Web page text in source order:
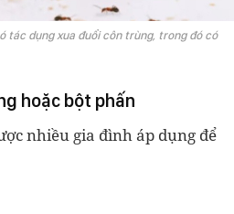
tác dụng xua đuổi côn trùng, trong đó có
hoặc bột phấn
nhiều gia đình áp dụng để